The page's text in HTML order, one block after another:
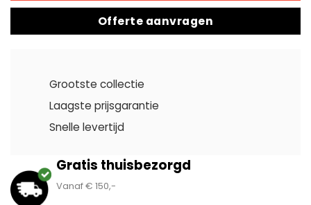
Offerte aanvragen
Grootste collectie
Laagste prijsgarantie
Snelle levertijd
Gratis thuisbezorgd
Vanaf € 150,-